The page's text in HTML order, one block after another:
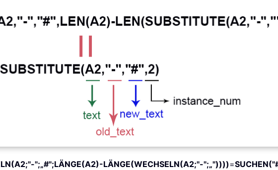
";„#";LÄNGE(A2)-LÄNGE(WECHSELN(A2;"-";„"))))=